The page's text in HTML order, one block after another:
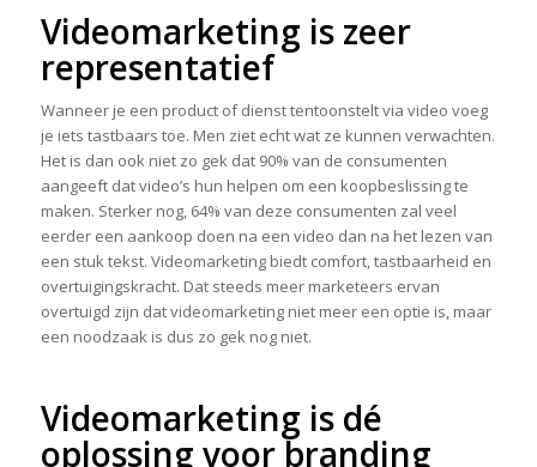
Videomarketing is zeer
representatief
Wanneer je een product of dienst tentoonstelt via video voeg
je iets tastbaars toe. Men ziet echt wat ze kunnen verwachten.
Het is dan ook niet zo gek dat 90% van de consumenten
aangeeft dat video’s hun helpen om een koopbeslissing te
maken. Sterker nog, 64% van deze consumenten zal veel
eerder een aankoop doen na een video dan na het lezen van
een stuk tekst. Videomarketing biedt comfort, tastbaarheid en
overtuigingskracht. Dat steeds meer marketeers ervan
overtuigd zijn dat videomarketing niet meer een optie is, maar
een noodzaak is dus zo gek nog niet.
Videomarketing is dé
oplossing voor branding